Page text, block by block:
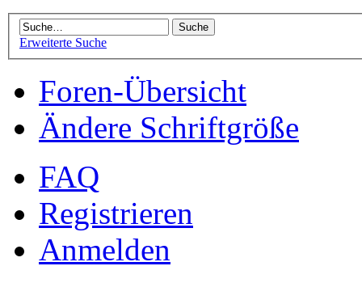
Erweiterte Suche
Foren-Übersicht
Ändere Schriftgröße
FAQ
Registrieren
Anmelden